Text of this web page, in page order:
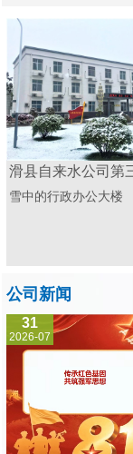
雪中的行政办公大楼
公司新闻
31
2026-07